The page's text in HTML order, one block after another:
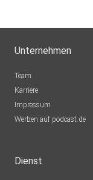
Unternehmen
Team
Karriere
Impressum
Werben auf podcast.de
Dienst